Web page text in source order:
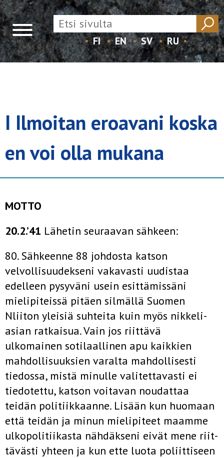
FI EN SV RU
I Ilmoitan eroavani koska
en voi olla mukana
MOTTO
20.2.’41 Lähetin seuraavan sähkeen:
80. Sähkeenne 88 johdosta katson
velvollisuudekseni vakavasti uudistaa
edelleen pysyväni usein esittämissäni
mielipiteissä pi­täen silmällä Suomen
Nliiton yleisiä suhteita kuin myös nikkeli­
asian ratkaisua. Vain jos riittävä
ulkomainen sotilaallinen apu kaikkien
mahdollisuuksien varalta mahdollisesti
tiedossa, mistä minulle valitettavasti ei
tiedotettu, katson voitavan noudattaa
teidän politiikkaanne. Lisään kun huomaan
että teidän ja minun mielipiteet maamme
ulkopolitiikasta nähdäkseni eivät mene riit­
tävästi yhteen ja kun ette luota poliittiseen